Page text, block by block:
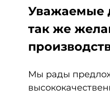
Уважаемые
так же
Мы рады